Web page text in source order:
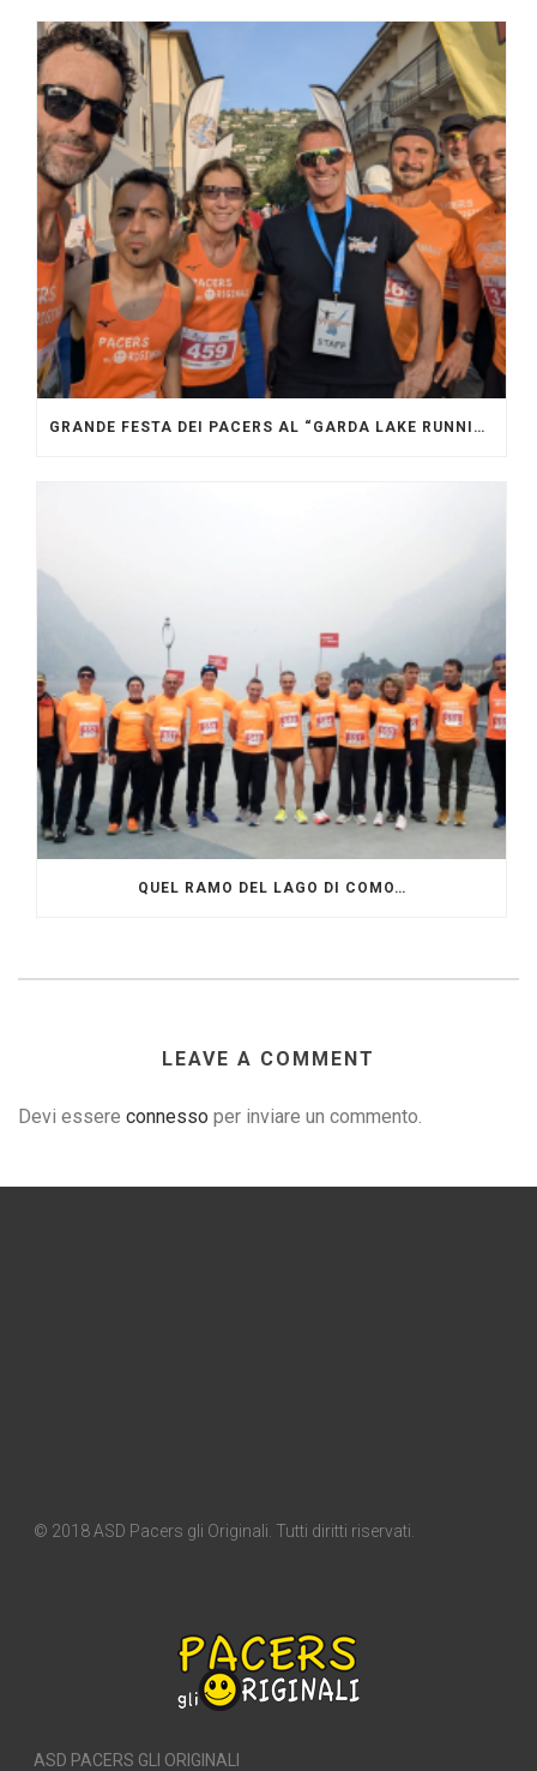
GRANDE FESTA DEI PACERS AL “GARDA LAKE RUNNING FESTIVAL”
QUEL RAMO DEL LAGO DI COMO…
LEAVE A COMMENT
Devi essere connesso per inviare un commento.
© 2018 ASD Pacers gli Originali. Tutti diritti riservati.
ASD PACERS GLI ORIGINALI